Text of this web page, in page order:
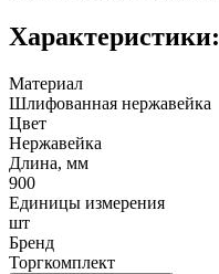
Характеристики:
Материал
Шлифованная нержавейка
Цвет
Нержавейка
Длина, мм
900
Единицы измерения
шт
Бренд
Торгкомплект